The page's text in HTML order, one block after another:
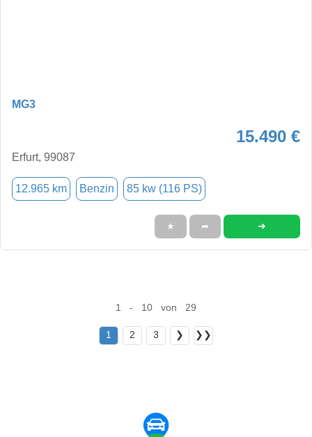
MG3
15.490 €
Erfurt, 99087
12.965 km Benzin 85 kw (116 PS)
★ ➦ ➜
1 - 10 von 29
1 2 3 ❯ ❯❯